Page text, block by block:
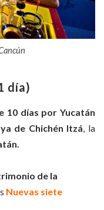
día)
10 días por Yucatán
de Chichén Itzá, la
de la
Nuevas siete